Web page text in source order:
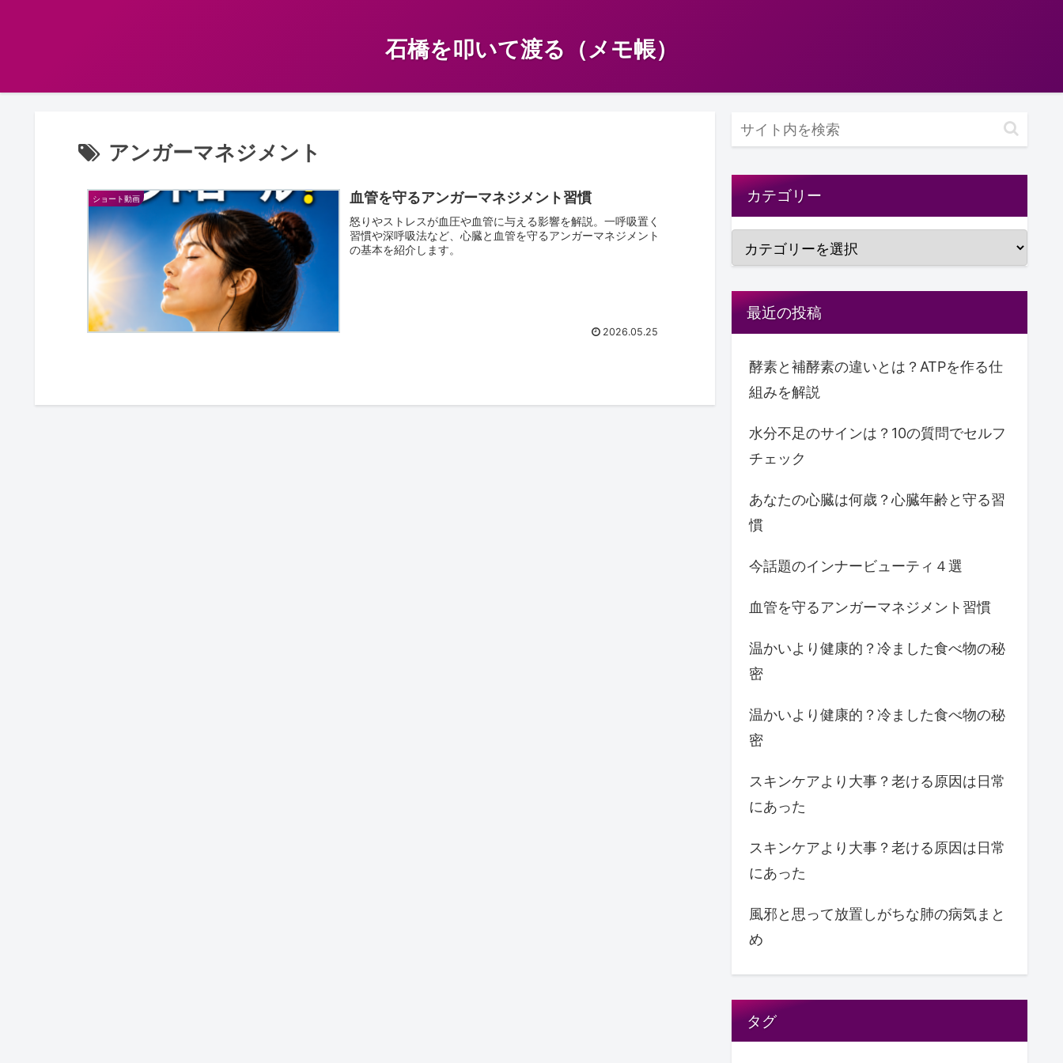
石橋を叩いて渡る（メモ帳）
アンガーマネジメント
ショート動画 血管を守るアンガーマネジメント習慣
怒りやストレスが血圧や血管に与える影響を解説。一呼吸置く
習慣や深呼吸法など、心臓と血管を守るアンガーマネジメント
の基本を紹介します。
2026.05.25
カテゴリー
最近の投稿
酵素と補酵素の違いとは？ATPを作る仕
組みを解説
水分不足のサインは？10の質問でセルフ
チェック
あなたの心臓は何歳？心臓年齢と守る習
慣
今話題のインナービューティ４選
血管を守るアンガーマネジメント習慣
温かいより健康的？冷ました食べ物の秘
密
温かいより健康的？冷ました食べ物の秘
密
スキンケアより大事？老ける原因は日常
にあった
スキンケアより大事？老ける原因は日常
にあった
風邪と思って放置しがちな肺の病気まと
め
タグ